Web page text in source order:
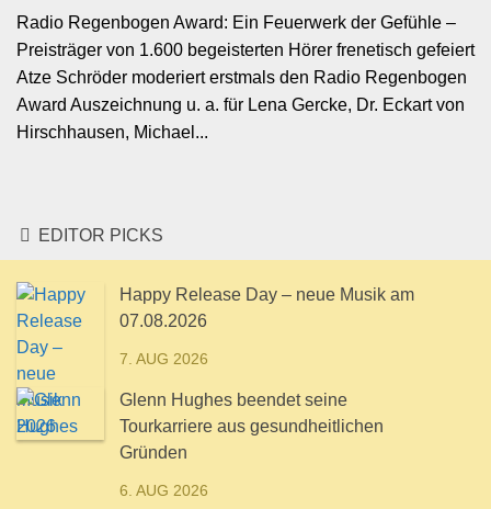
Radio Regenbogen Award: Ein Feuerwerk der Gefühle –
Preisträger von 1.600 begeisterten Hörer frenetisch gefeiert
Atze Schröder moderiert erstmals den Radio Regenbogen
Award Auszeichnung u. a. für Lena Gercke, Dr. Eckart von
Hirschhausen, Michael...
EDITOR PICKS
Happy Release Day – neue Musik am
07.08.2026
7. AUG 2026
Glenn Hughes beendet seine
Tourkarriere aus gesundheitlichen
Gründen
6. AUG 2026